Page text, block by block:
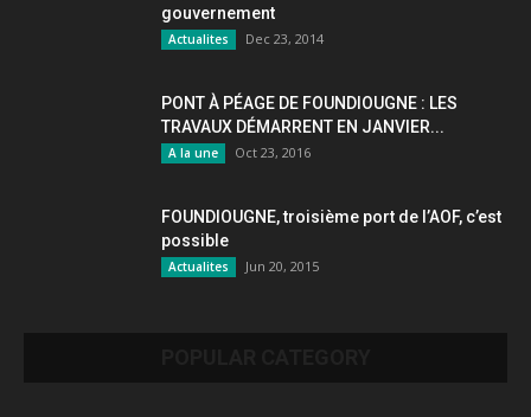
gouvernement
Actualites Dec 23, 2014
PONT À PÉAGE DE FOUNDIOUGNE : LES
TRAVAUX DÉMARRENT EN JANVIER...
A la une Oct 23, 2016
FOUNDIOUGNE, troisième port de l’AOF, c’est
possible
Actualites Jun 20, 2015